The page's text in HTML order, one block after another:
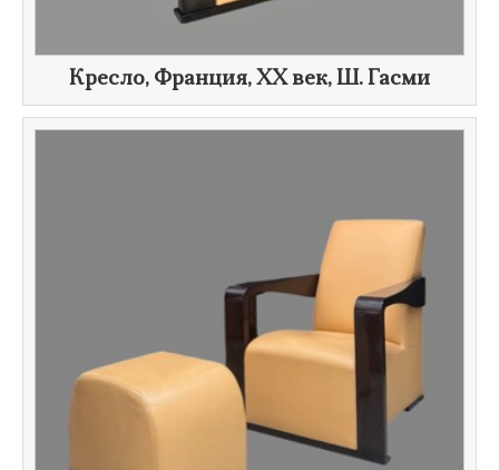
​Кресло, Франция, XX век, Ш. Гасми